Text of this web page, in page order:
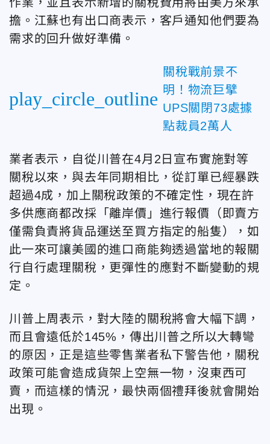
擔。江蘇也有出口商表示， 客戶通知他們要為
需求的回升做好準備。
play_circle_outline
關稅戰前景不
明！物流巨擘
UPS關閉73處據
點裁員2萬人
業者表示，自從川普在4月2日宣布實施對等
關稅以來， 與去年同期相比，從訂單已經暴跌
超過4成，加上 關稅政策的不確定性，現在許
多供應商都改採「離岸價」進行報價（即賣方
僅需負責將貨品運送至買方指定的船隻），如
此一來可讓美國的進口商能夠透過當地的報關
行自行處理關稅，更彈性的應對不斷變動的規
定。
川普上周表示，對大陸的關稅將會大幅下調，
而且會遠低於145%，傳出川普之所以大轉彎
的原因，正是這些零售業者私下警告他，關稅
政策可能會造成貨架上空無一物，沒東西可
賣，而這樣的情況，最快兩個禮拜後就會開始
出現。